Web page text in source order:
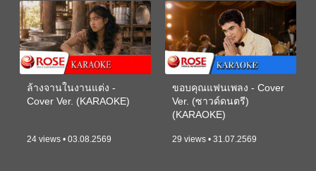
ล้างจานในงานแต่ง -
Cover Ver. (KARAOKE)
24 views • 03.08.2569
ขอบคุณแฟนเพลง - Cover
Ver. (ซาวด์ดนตรี)
(KARAOKE)
29 views • 31.07.2569